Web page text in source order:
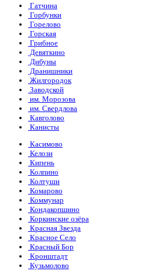
Гатчина
Горбунки
Горелово
Горская
Грибное
Девяткино
Дибуны
Дранишники
Жилгородок
Заводской
им. Морозова
им. Свердлова
Кавголово
Канисты
Касимово
Келози
Кипень
Колпино
Колтуши
Комарово
Коммунар
Кондакопшино
Коркинские озёра
Красная Звезда
Красное Село
Красный Бор
Кронштадт
Кузьмолово